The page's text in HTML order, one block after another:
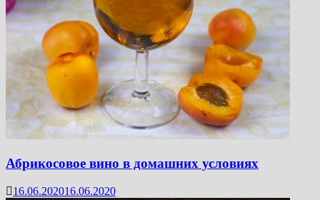
Абрикосовое вино в домашних условиях
16.06.202016.06.2020